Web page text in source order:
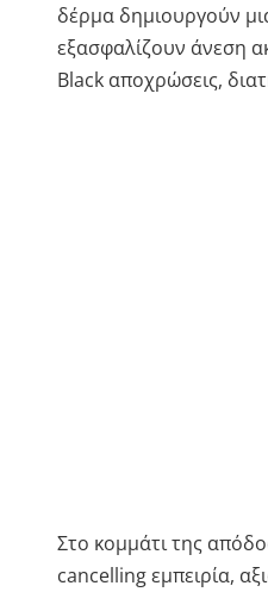
δέρμα δημιουργούν
εξασφαλίζουν άνεση
Black αποχρώσεις,
Στο κομμάτι της
cancelling εμπειρία,